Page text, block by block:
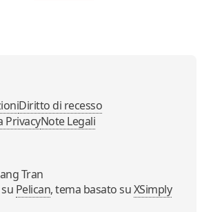
Diritto di recesso
PrivacyNote Legali
Tran
Pelican, tema basato suXSimply